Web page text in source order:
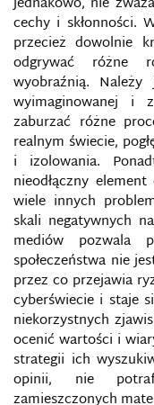
cechy i skłonności.
przecież dowolnie
odgrywać różne
wyobraźnią. Należy
wyimaginowanej i
zaburzać różne
realnym świecie,
i izolowania.
nieodłączny
wiele innych
skali negatywnych
mediów pozwala
społeczeństwa nie
przez co przejawia
cyberświecie i staje
niekorzystnych
ocenić wartości i
strategii ich
opinii, nie
zamieszczonych
PROPAGANDZIE
PRZESTĘPCZOŚĆ
PRZESTĘPSTWA
INFORMACJI
PRZESTĘPSTWA
INFORMATYCZNYM
PRZESTĘPSTWA
DOKUMENTÓW
PRZESTRZEŃ
UKRAINY
PRZESTRZEŃ